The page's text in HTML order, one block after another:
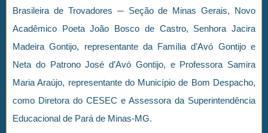
Brasileira de Trovadores ─ Seção de Minas Gerais, Novo
Acadêmico Poeta João Bosco de Castro, Senhora Jacira
Madeira Gontijo, representante da Família d’Avó Gontijo e
Neta do Patrono José d’Avó Gontijo, e Professora Samira
Maria Araújo, representante do Município de Bom Despacho,
como Diretora do CESEC e Assessora da Superintendência
Educacional de Pará de Minas-MG.